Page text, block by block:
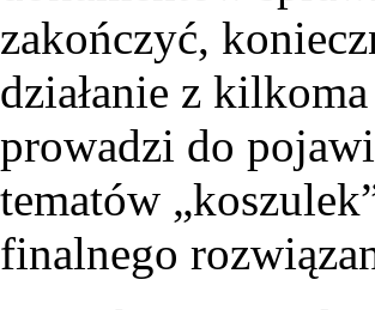
zakończyć,
działanie z
prowadzi do
tematów
finalnego